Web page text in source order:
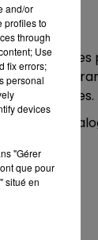
a noué
premier
connectées.
son
and/or
profiles to
through
Use
fix errors;
personal
devices
"Gérer
que pour
situé en